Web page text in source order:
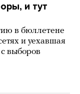
и тут
в бюллетене
и уехавшая
выборов